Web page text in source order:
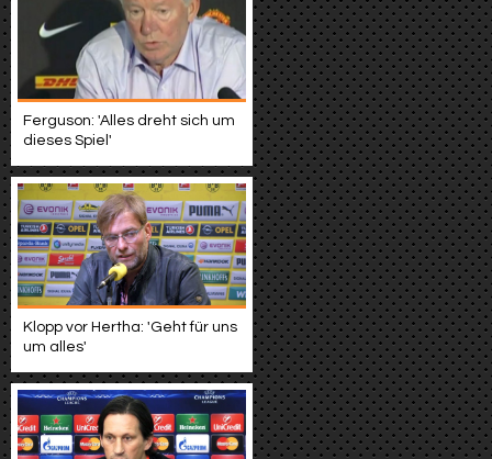
Ferguson: 'Alles dreht sich um
dieses Spiel'
Klopp vor Hertha: 'Geht für uns
um alles'